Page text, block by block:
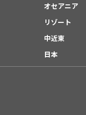
オセアニア
リゾート
中近東
日本